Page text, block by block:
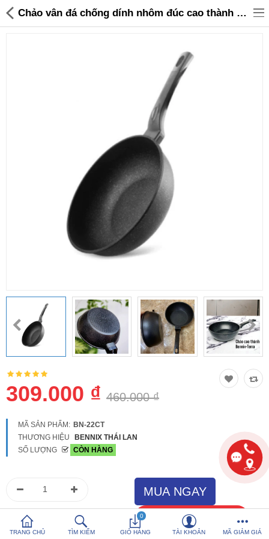
Sản phẩm khác
So sánh Yêu thích (0)
Hotline: 0816 505 655
Tải App SanHangRe nhận Quà
TRANG CHỦ TÌM KIẾM
0
GIỎ HÀNG TÀI KHOẢN MÃ GIẢM GIÁ
Chảo vân đá chống dính nhôm đúc cao thành Bennix Thái Lan Terra 22cm - 309,000 | Sanhangre
309.000 ₫ 460.000 ₫
MÃ SẢN PHẨM: BN-22CT
THƯƠNG HIỆU
BENNIX THÁI LAN
SỐ LƯỢNG
CÒN HÀNG